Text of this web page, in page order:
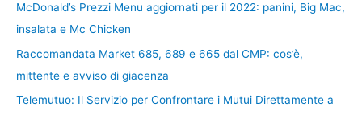
McDonald’s Prezzi Menu aggiornati per il 2022: panini, Big Mac,
insalata e Mc Chicken
Raccomandata Market 685, 689 e 665 dal CMP: cos’è,
mittente e avviso di giacenza
Telemutuo: Il Servizio per Confrontare i Mutui Direttamente a